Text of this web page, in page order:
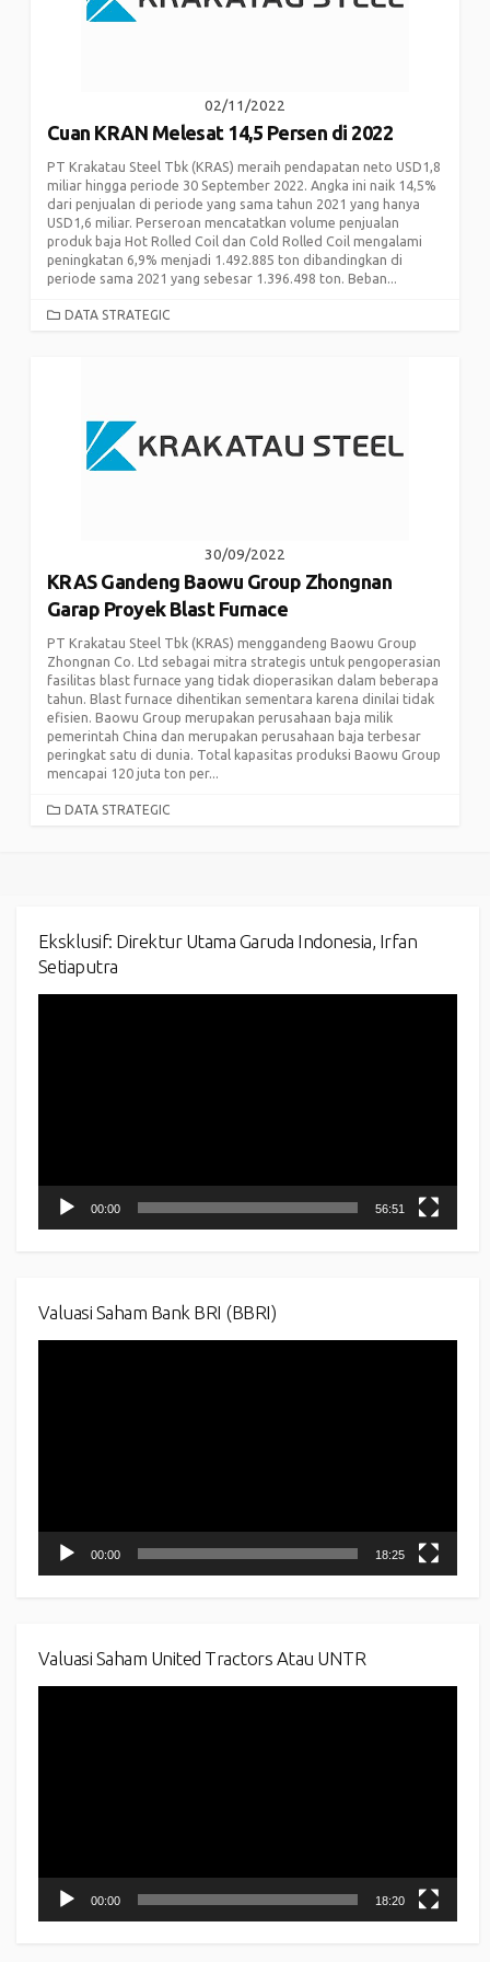
02/11/2022
Cuan KRAN Melesat 14,5 Persen di 2022
PT Krakatau Steel Tbk (KRAS) meraih pendapatan neto USD1,8
miliar hingga periode 30 September 2022. Angka ini naik 14,5%
dari penjualan di periode yang sama tahun 2021 yang hanya
USD1,6 miliar. Perseroan mencatatkan volume penjualan
produk baja Hot Rolled Coil dan Cold Rolled Coil mengalami
peningkatan 6,9% menjadi 1.492.885 ton dibandingkan di
periode sama 2021 yang sebesar 1.396.498 ton. Beban...
CATEGORIES
DATA STRATEGIC
30/09/2022
KRAS Gandeng Baowu Group Zhongnan
Garap Proyek Blast Furnace
PT Krakatau Steel Tbk (KRAS) menggandeng Baowu Group
Zhongnan Co. Ltd sebagai mitra strategis untuk pengoperasian
fasilitas blast furnace yang tidak dioperasikan dalam beberapa
tahun. Blast furnace dihentikan sementara karena dinilai tidak
efisien. Baowu Group merupakan perusahaan baja milik
pemerintah China dan merupakan perusahaan baja terbesar
peringkat satu di dunia. Total kapasitas produksi Baowu Group
mencapai 120 juta ton per...
CATEGORIES
DATA STRATEGIC
Eksklusif: Direktur Utama Garuda Indonesia, Irfan
Setiaputra
00:00 56:51
Valuasi Saham Bank BRI (BBRI)
00:00 18:25
Valuasi Saham United Tractors Atau UNTR
00:00 18:20